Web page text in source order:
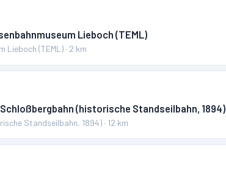
Lieboch (TEML)
Lieboch (TEML) · 2 km
(historische Standseilbahn, 1894)
Standseilbahn, 1894) · 12 km